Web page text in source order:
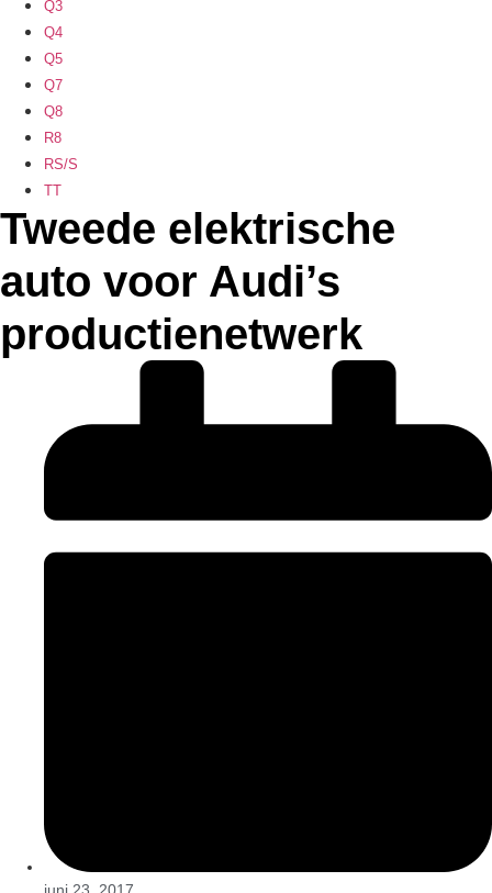
Q3
Q4
Q5
Q7
Q8
R8
RS/S
TT
Tweede elektrische
auto voor Audi’s
productienetwerk